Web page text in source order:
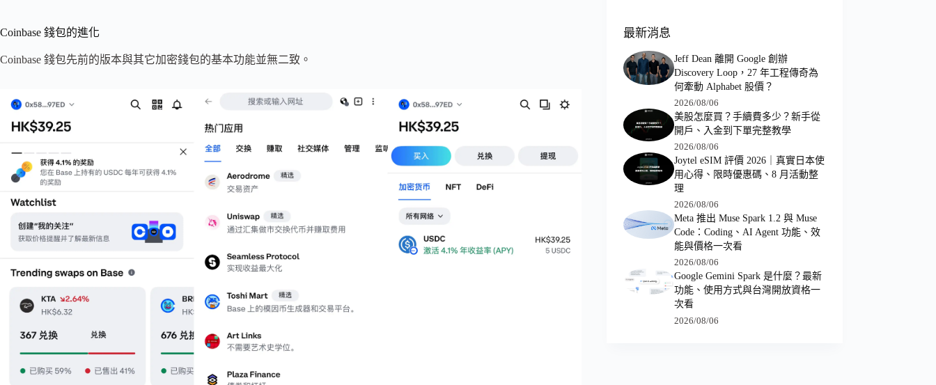
Coinbase 錢包的進化
Coinbase 錢包先前的版本與其它加密錢包的基本功能並無二致。
最新消息
Jeff Dean 離開 Google 創辦
Discovery Loop，27 年工程傳奇為
何牽動 Alphabet 股價？
2026/08/06
美股怎麼買？手續費多少？新手從
開戶、入金到下單完整教學
2026/08/06
Joytel eSIM 評價 2026｜真實日本使
用心得、限時優惠碼、8 月活動整
理
2026/08/06
Meta 推出 Muse Spark 1.2 與 Muse
Code：Coding、AI Agent 功能、效
能與價格一次看
2026/08/06
Google Gemini Spark 是什麼？最新
功能、使用方式與台灣開放資格一
次看
2026/08/06